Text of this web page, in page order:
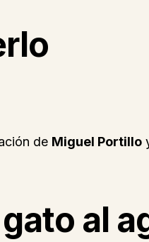
de Miguel Portillo
al